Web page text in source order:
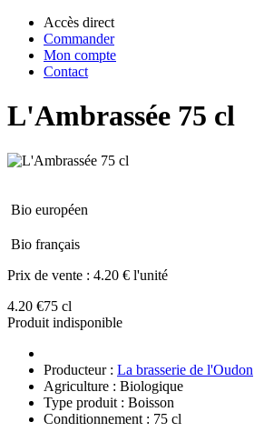
Accès direct
Commander
Mon compte
Contact
L'Ambrassée 75 cl
Bio européen
Bio français
Prix de vente : 4.20 € l'unité
4.20 €75 cl
Produit indisponible
Producteur : La brasserie de l'Oudon
Agriculture : Biologique
Type produit : Boisson
Conditionnement : 75 cl